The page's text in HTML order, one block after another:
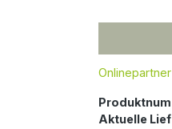
Aktuelle